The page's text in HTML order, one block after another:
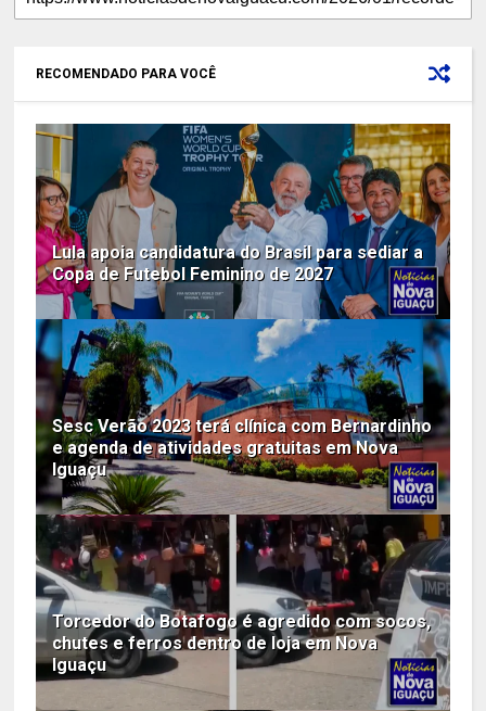
RECOMENDADO PARA VOCÊ
Lula apoia candidatura do Brasil para sediar a
Copa de Futebol Feminino de 2027
Sesc Verão 2023 terá clínica com Bernardinho
e agenda de atividades gratuitas em Nova
Iguaçu
Torcedor do Botafogo é agredido com socos,
chutes e ferros dentro de loja em Nova
Iguaçu